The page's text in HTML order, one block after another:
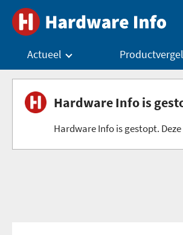
Actueel
Hardware Info is
Hardware Info is gestopt.